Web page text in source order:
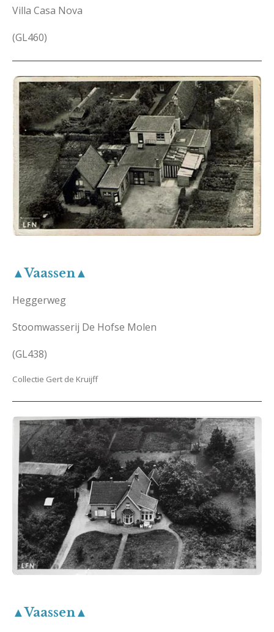
Villa Casa Nova
(GL460)
▲Vaassen▲
Heggerweg
Stoomwasserij De Hofse Molen
(GL438)
Collectie Gert de Kruijff
▲Vaassen▲